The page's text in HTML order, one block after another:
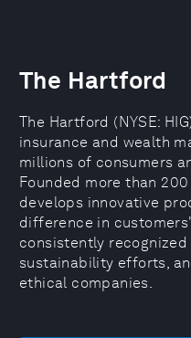
The Hartford
The Hartford (NYSE:
insurance and wealth
millions of consumers
Founded more than
develops innovative
difference in
consistently
sustainability efforts,
ethical companies.